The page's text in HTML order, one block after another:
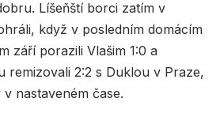
Líšeňští borci zatím v
když v posledním domácím
září porazili Vlašim 1:0 a
remizovali 2:2 s Duklou v Praze,
nastaveném čase.